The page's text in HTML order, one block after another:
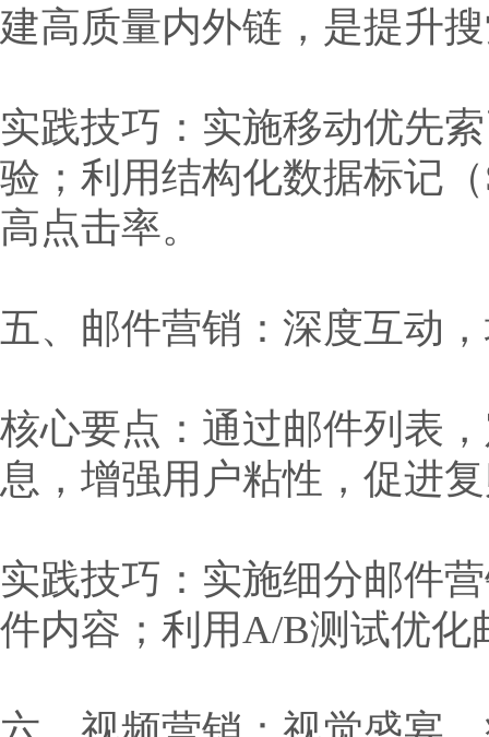
建高质量内外链，是提升
实践技巧：实施移动优先
验；利用结构化数据标记
高点击率。
五、邮件营销：深度互动
核心要点：通过邮件列表
息，增强用户粘性，促进
实践技巧：实施细分邮件
件内容；利用A/B测试优